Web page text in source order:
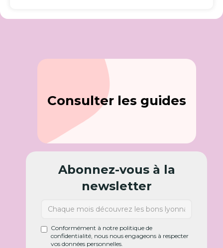
Consulter les guides
Abonnez-vous à la
newsletter
Conformément à notre politique de
confidentialité, nous nous engageons à respecter
vos données personnelles.